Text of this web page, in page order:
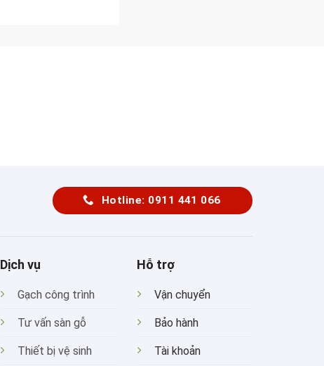
Hotline: 0911 441 066
Dịch vụ
Gạch công trình
Tư vấn sàn gỗ
Thiết bị vệ sinh
Hỗ trợ
Vận chuyển
Bảo hành
Tài khoản